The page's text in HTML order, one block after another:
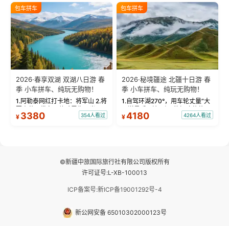
绝美瞬间。 赛湖坦克300跟车视
频：专业摄影师...
瓦人最大村落——禾木村，欣赏
晨雾与小木...
包车拼车
2026·春享双湖 双湖八日游 春
季 小车拼车、纯玩无购物！
1.阿勒泰网红打卡地：将军山 2.将
军山落日缆车，体验雪都风光 3.
将军山，夕阳派对，蹦迪party 4.
¥ 3380 354人看过
包车拼车
2026·秘境疆途 北疆十日游 春
季 小车拼车、纯玩无购物！
1.自驾环湖270°，用车轮丈量“大
西洋最后一滴眼泪”的极致蔚蓝，
让雪山、花海与深邃湖水在转弯
¥4180 4264人看过
©新疆中旅国际旅行社有限公司版权所有
许可证号:L-XB-100013
ICP备案号:新ICP备19001292号-4
新公网安备 65010302000123号